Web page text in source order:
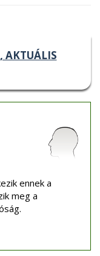
AKTUÁLIS
ennek a
meg a